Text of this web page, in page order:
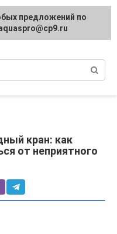
ванной
кран: как
от неприятного
предложений по